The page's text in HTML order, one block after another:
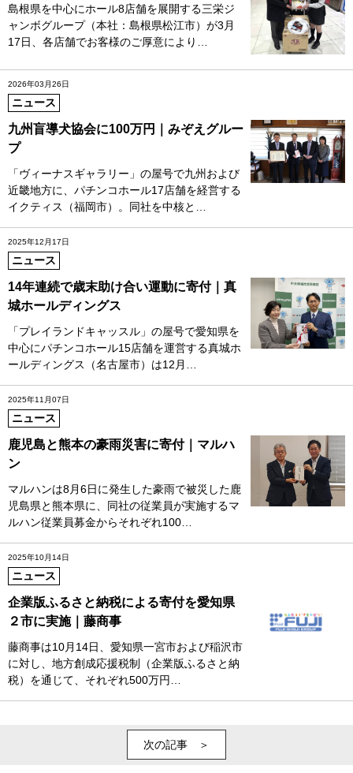
島根県を中心にホール8店舗を展開する三栄ジ
ャンボグループ（本社：島根県松江市）が3月
17日、各店舗でお客様のご厚意により…
2026年03月26日
ニュース
九州盲導犬協会に100万円｜みぞえグルー
プ
「ヴィーナスギャラリー」の屋号で九州および
近畿地方に、パチンコホール17店舗を経営する
イクティス（福岡市）。同社を中核と…
2025年12月17日
ニュース
14年連続で歳末助け合い運動に寄付｜真
城ホールディングス
「プレイランドキャッスル」の屋号で愛知県を
中心にパチンコホール15店舗を運営する真城ホ
ールディングス（名古屋市）は12月…
2025年11月07日
ニュース
鹿児島と熊本の豪雨災害に寄付｜マルハ
ン
マルハンは8月6日に発生した豪雨で被災した鹿
児島県と熊本県に、同社の従業員が実施するマ
ルハン従業員募金からそれぞれ100…
2025年10月14日
ニュース
企業版ふるさと納税による寄付を愛知県
２市に実施｜藤商事
藤商事は10月14日、愛知県一宮市および稲沢市
に対し、地方創成応援税制（企業版ふるさと納
税）を通じて、それぞれ500万円…
次の記事 ＞